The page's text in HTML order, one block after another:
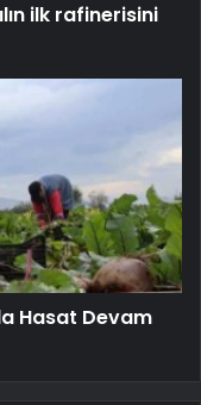
ilk rafinerisini
Hasat Devam